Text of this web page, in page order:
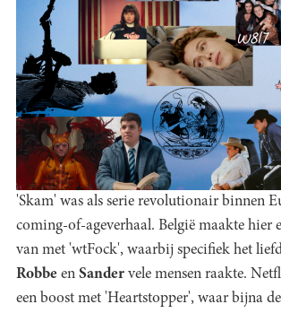
'Skam' was als serie revolutionair binnen
coming-of-ageverhaal. België maakte hier
van met 'wtFock', waarbij specifiek het
Robbe en Sander vele mensen raakte.
een boost met 'Heartstopper', waar bijna